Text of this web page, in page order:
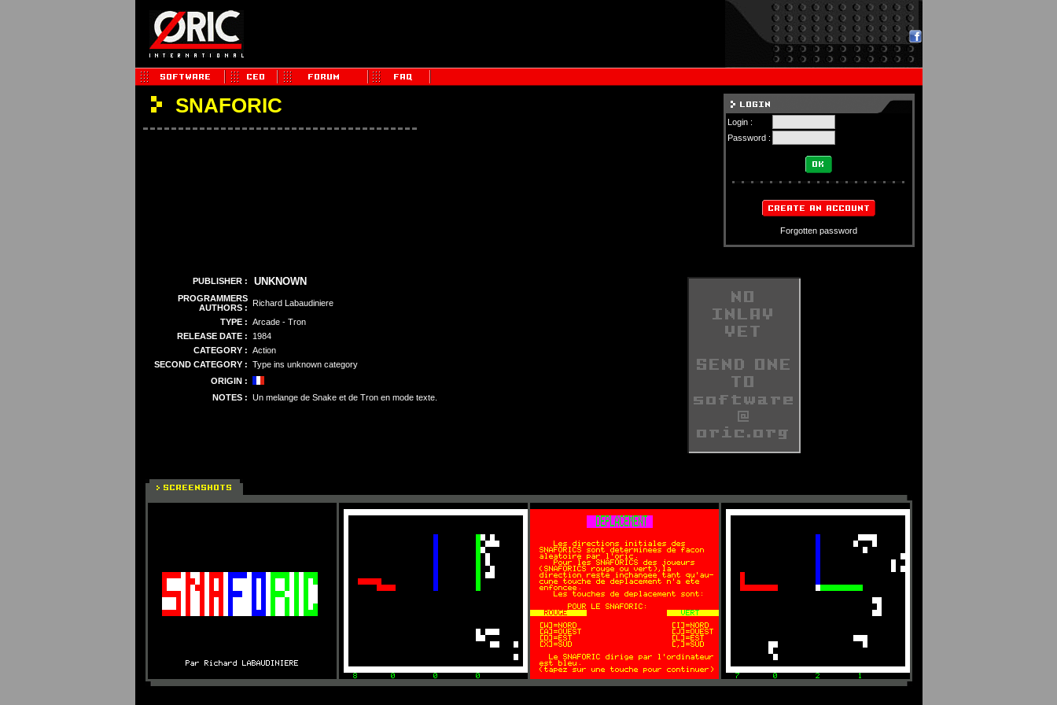
SNAFORIC
Login :
Password :
Forgotten password
PUBLISHER : UNKNOWN
PROGRAMMERS
AUTHORS : Richard Labaudiniere
TYPE : Arcade - Tron
RELEASE DATE :
1984
CATEGORY : Action
SECOND CATEGORY : Type ins unknown category
ORIGIN :
NOTES : Un melange de Snake et de Tron en mode texte.